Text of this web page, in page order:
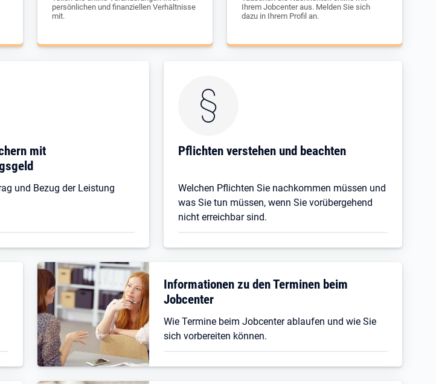
persönlichen und finanziellen Verhältnisse
mit.
Ihrem Jobcenter aus. Melden Sie sich
dazu in Ihrem Profil an.
mit
und Bezug der Leistung
Pflichten verstehen und beachten
Welchen Pflichten Sie nachkommen müssen und
was Sie tun müssen, wenn Sie vorübergehend
nicht erreichbar sind.
Informationen zu den Terminen beim
Jobcenter
Wie Termine beim Jobcenter ablaufen und wie Sie
sich vorbereiten können.